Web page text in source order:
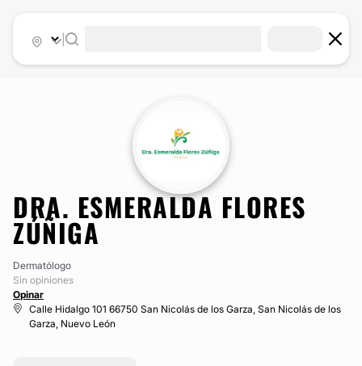
DRA. ESMERALDA FLORES
ZÚÑIGA
Dermatólogo
Sin opiniones
Opinar
Calle Hidalgo 101 66750 San Nicolás de los Garza, San Nicolás de los
Garza, Nuevo León